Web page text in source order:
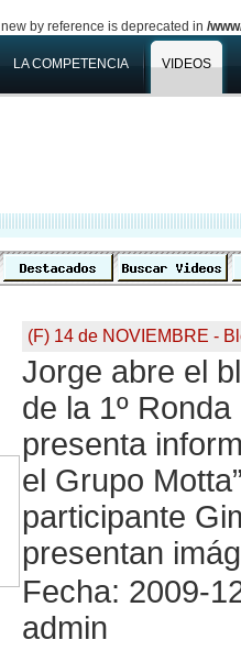
by reference is deprecated in /
LA COMPETENCIA VIDEOS
(F) 14 de NOVIEMBRE -
Jorge abre el
de la 1º
presenta
el Grupo
participante
presentan
Fecha: 2009-
admin